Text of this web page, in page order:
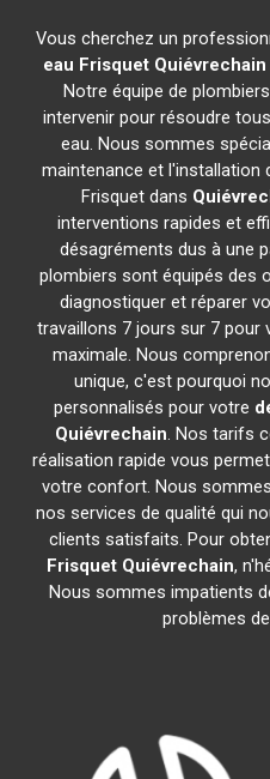
Vous cherchez un
eau Frisquet Quiévrechain
Notre équipe de
intervenir pour résoudre
eau. Nous sommes
maintenance et
Frisquet dans
interventions rapides et
désagréments dus à une
plombiers sont équipés des
diagnostiquer et réparer
travaillons 7 jours sur 7 pour
maximale. Nous
unique, c'est pourquoi
personnalisés pour votre
Quiévrechain. Nos tarifs
réalisation rapide vous
votre confort. Nous
nos services de qualité qui
clients satisfaits. Pour
Frisquet Quiévrechain,
Nous sommes impatients
problèmes